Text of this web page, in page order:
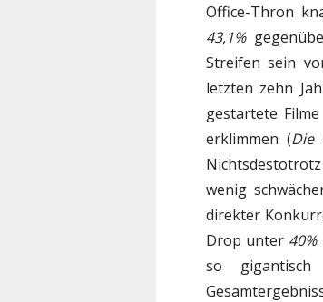
Office-Thron
43,1%
Streifen sein
letzten zehn
gestartete
erklimmen (Die
wenig
direkter
Drop unter 40%
so